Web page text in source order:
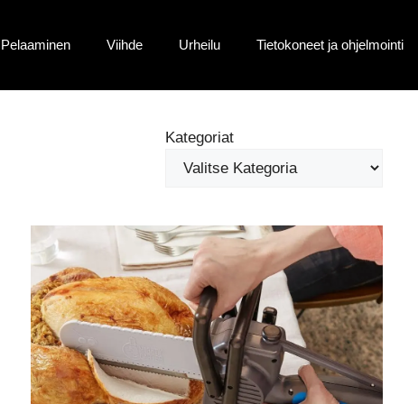
Pelaaminen Viihde Urheilu Tietokoneet ja ohjelmointi
Kategoriat